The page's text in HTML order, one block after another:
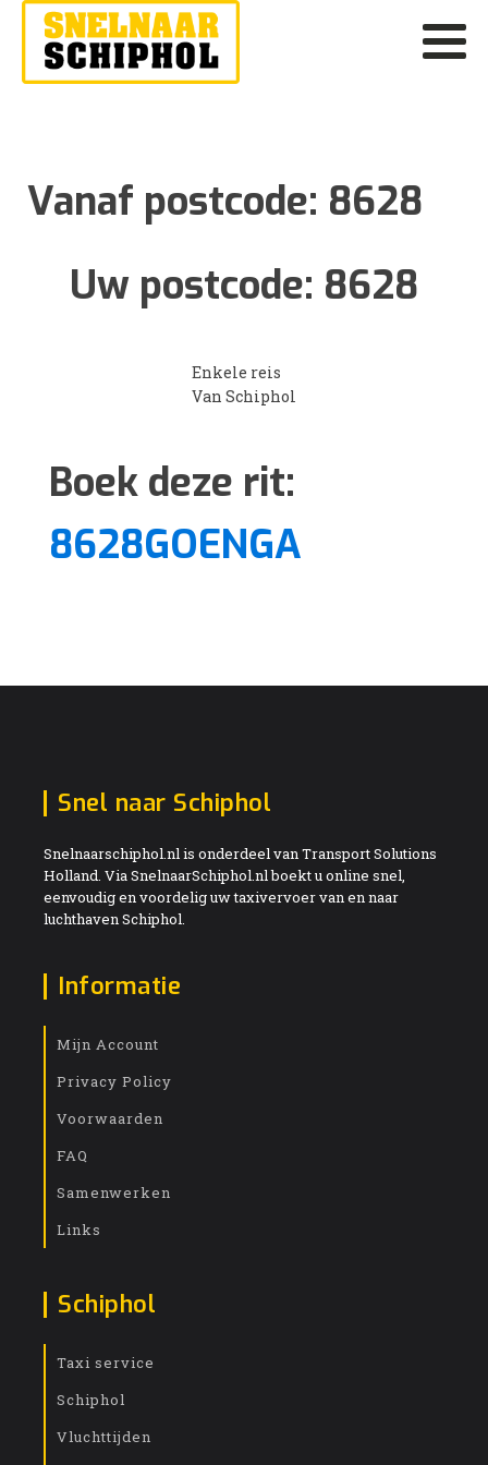
Vanaf postcode: 8628
Uw postcode: 8628
Enkele reis
Van Schiphol
Boek deze rit:
8628GOENGA
Snel naar Schiphol
Snelnaarschiphol.nl is onderdeel van Transport Solutions
Holland. Via SnelnaarSchiphol.nl boekt u online snel,
eenvoudig en voordelig uw taxivervoer van en naar
luchthaven Schiphol.
Informatie
Mijn Account
Privacy Policy
Voorwaarden
FAQ
Samenwerken
Links
Schiphol
Taxi service
Schiphol
Vluchttijden